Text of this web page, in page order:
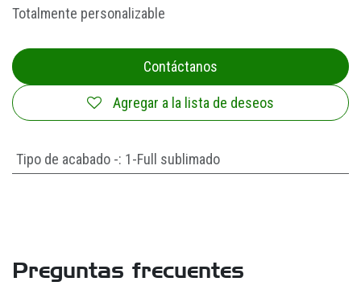
Totalmente personalizable
Contáctanos
Agregar a la lista de deseos
Tipo de acabado -: 1-Full sublimado
Preguntas frecuentes